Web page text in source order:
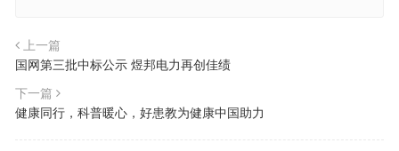
上一篇
国网第三批中标公示 煜邦电力再创佳绩
下一篇
健康同行，科普暖心，好患教为健康中国助力